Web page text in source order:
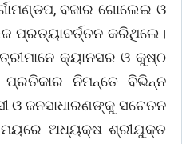
ବଜାର ଗୋଲେଇ ଓ
ପ୍ରତ୍ୟାବର୍ତ୍ତନ କରିଥିଲେ।
କ୍ୟାନସର ଓ କୁଷ୍ଠ
ନିମନ୍ତେ ବିଭିନ୍ନ
ଓ ଜନସାଧାରଣଙ୍କୁ ସଚେତନ
ଅଧ୍ୟକ୍ଷ ଶ୍ରୀଯୁକ୍ତ